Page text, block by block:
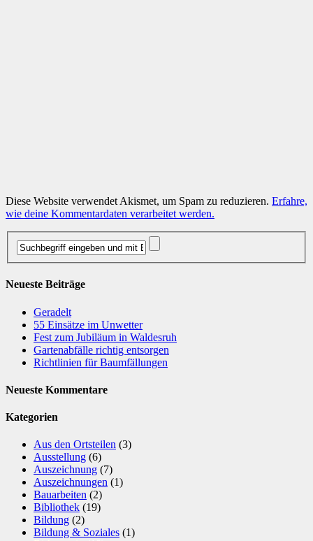
Diese Website verwendet Akismet, um Spam zu reduzieren. Erfahre,
wie deine Kommentardaten verarbeitet werden.
Neueste Beiträge
Geradelt
​55 Einsätze im Unwetter
Fest zum Jubiläum in Waldesruh
Gartenabfälle richtig entsorgen
Richtlinien für Baumfällungen
Neueste Kommentare
Kategorien
Aus den Ortsteilen (3)
Ausstellung (6)
Auszeichnung (7)
Auszeichnungen (1)
Bauarbeiten (2)
Bibliothek (19)
Bildung (2)
Bildung & Soziales (1)